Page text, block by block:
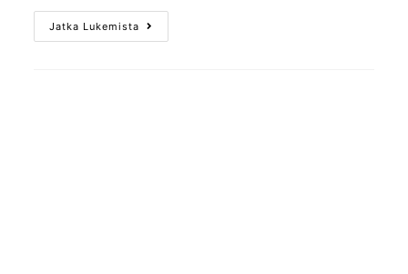
Jatka Lukemista